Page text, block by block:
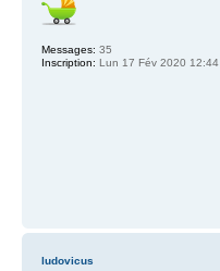
Messages: 35
Inscription: Lun 17 Fév 2020 12:44
ludovicus